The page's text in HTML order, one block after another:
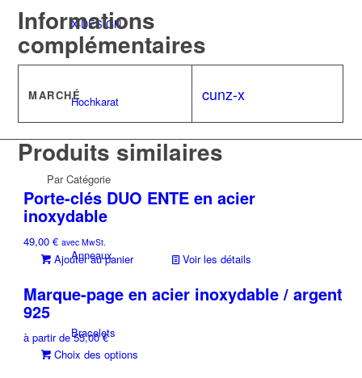
X-DESIGN
Hochkarat
Par Catégorie
Anneaux
Bracelets
Informations
complémentaires
MARCHÉ cunz-x
Produits similaires
Porte-clés DUO ENTE en acier
inoxydable
49,00€ avec MwSt.
Ajouter au panier Voir les détails
Marque-page en acier inoxydable / argent
925
à partir de55,00€
Choix des options